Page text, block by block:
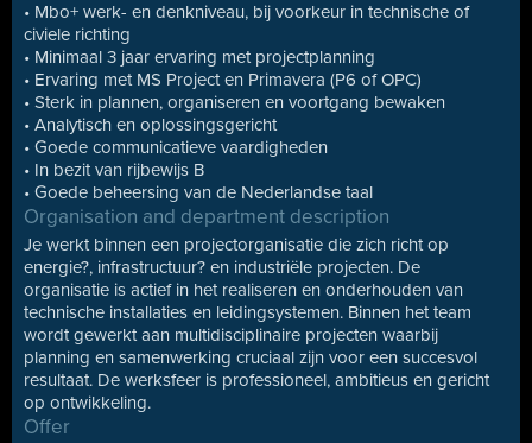
• Mbo+ werk- en denkniveau, bij voorkeur in technische of
civiele richting
• Minimaal 3 jaar ervaring met projectplanning
• Ervaring met MS Project en Primavera (P6 of OPC)
• Sterk in plannen, organiseren en voortgang bewaken
• Analytisch en oplossingsgericht
• Goede communicatieve vaardigheden
• In bezit van rijbewijs B
• Goede beheersing van de Nederlandse taal
Organisation and department description
Je werkt binnen een projectorganisatie die zich richt op
energie?, infrastructuur? en industriële projecten. De
organisatie is actief in het realiseren en onderhouden van
technische installaties en leidingsystemen. Binnen het team
wordt gewerkt aan multidisciplinaire projecten waarbij
planning en samenwerking cruciaal zijn voor een succesvol
resultaat. De werksfeer is professioneel, ambitieus en gericht
op ontwikkeling.
Offer